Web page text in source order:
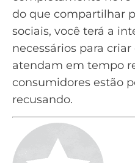
do que compartilhar
sociais, você terá a
necessários para criar
atendam em tempo
consumidores estão
recusando.